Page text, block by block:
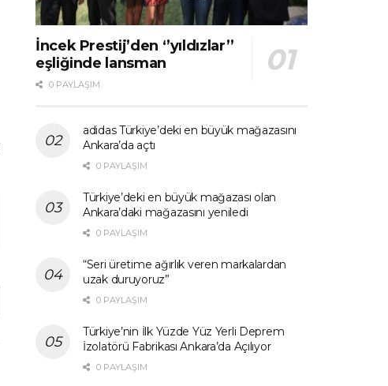
İncek Prestij’den ‘’yıldızlar’’
eşliğinde lansman
0 PAYLAŞIM
adidas Türkiye’deki en büyük mağazasını
Ankara’da açtı
0 PAYLAŞIM
Türkiye’deki en büyük mağazası olan
Ankara’daki mağazasını yeniledi
0 PAYLAŞIM
“Seri üretime ağırlık veren markalardan
uzak duruyoruz”
0 PAYLAŞIM
Türkiye’nin İlk Yüzde Yüz Yerli Deprem
İzolatörü Fabrikası Ankara’da Açılıyor
0 PAYLAŞIM